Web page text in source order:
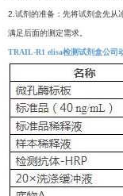
2.试剂的准备：先将试剂盒先从
满足后面的测定需求。
TRAIL-R1 elisa检测试剂盒公司